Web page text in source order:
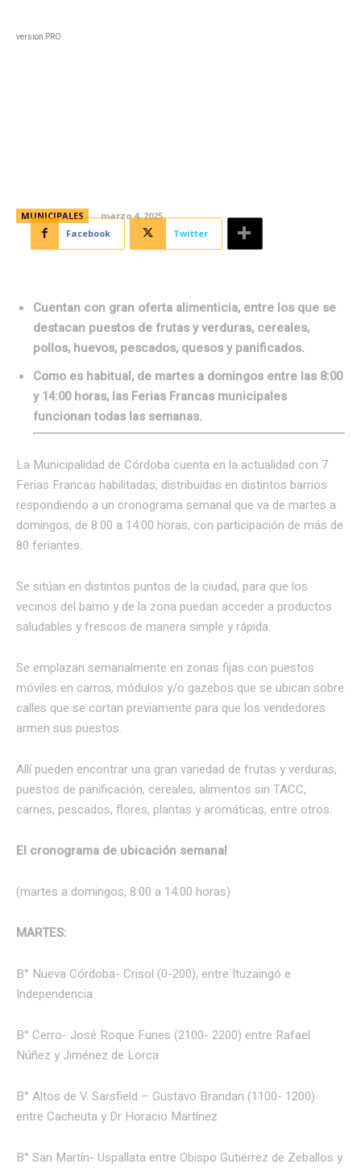
version PRO
MUNICIPALES
marzo 4, 2025
Facebook
Twitter
Cuentan con gran oferta alimenticia, entre los que se
destacan puestos de frutas y verduras, cereales,
pollos, huevos, pescados, quesos y panificados.
Como es habitual, de martes a domingos entre las 8:00
y 14:00 horas, las Ferias Francas municipales
funcionan todas las semanas.
La Municipalidad de Córdoba cuenta en la actualidad con 7
Ferias Francas habilitadas, distribuidas en distintos barrios
respondiendo a un cronograma semanal que va de martes a
domingos, de 8:00 a 14:00 horas, con participación de más de
80 feriantes.
Se sitúan en distintos puntos de la ciudad, para que los
vecinos del barrio y de la zona puedan acceder a productos
saludables y frescos de manera simple y rápida.
Se emplazan semanalmente en zonas fijas con puestos
móviles en carros, módulos y/o gazebos que se ubican sobre
calles que se cortan previamente para que los vendedores
armen sus puestos.
Allí pueden encontrar una gran variedad de frutas y verduras,
puestos de panificación, cereales, alimentos sin TACC,
carnes, pescados, flores, plantas y aromáticas, entre otros.
El cronograma de ubicación semanal
(martes a domingos, 8:00 a 14:00 horas)
MARTES:
B° Nueva Córdoba- Crisol (0-200), entre Ituzaingó e
Independencia.
B° Cerro- José Roque Funes (2100- 2200) entre Rafael
Núñez y Jiménez de Lorca
B° Altos de V. Sarsfield – Gustavo Brandan (1100- 1200)
entre Cacheuta y Dr Horacio Martínez
B° San Martín- Uspallata entre Obispo Gutiérrez de Zeballos y